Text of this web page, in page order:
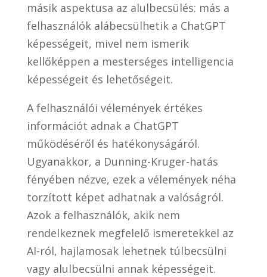
másik aspektusa az alulbecsülés: más a
felhasználók alábecsülhetik a ChatGPT
képességeit, mivel nem ismerik
kellőképpen a mesterséges intelligencia
képességeit és lehetőségeit.
A felhasználói vélemények értékes
információt adnak a ChatGPT
működéséről és hatékonyságáról.
Ugyanakkor, a Dunning-Kruger-hatás
fényében nézve, ezek a vélemények néha
torzított képet adhatnak a valóságról.
Azok a felhasználók, akik nem
rendelkeznek megfelelő ismeretekkel az
AI-ról, hajlamosak lehetnek túlbecsülni
vagy alulbecsülni annak képességeit.